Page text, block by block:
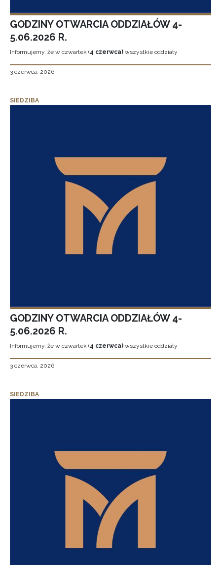
GODZINY OTWARCIA ODDZIAŁÓW 4-
5.06.2026 R.
Informujemy, że w czwartek (4 czerwca) wszystkie oddziały
3 czerwca, 2026
SIEDZIBA
GODZINY OTWARCIA ODDZIAŁÓW 4-
5.06.2026 R.
Informujemy, że w czwartek (4 czerwca) wszystkie oddziały
3 czerwca, 2026
SIEDZIBA